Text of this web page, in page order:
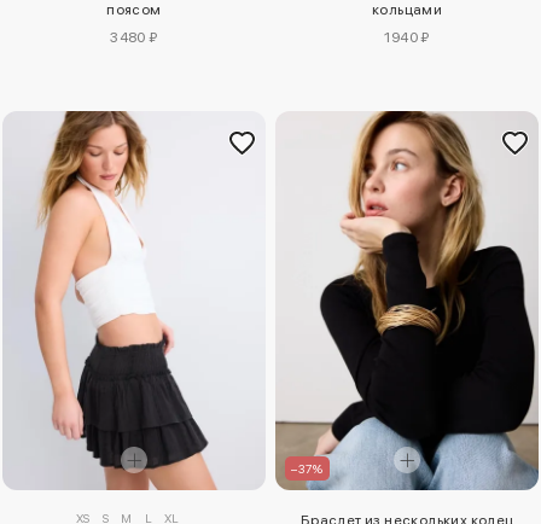
поясом
3480 ₽
кольцами
1940 ₽
XS S M L XL
–37%
Браслет из нескольких колец